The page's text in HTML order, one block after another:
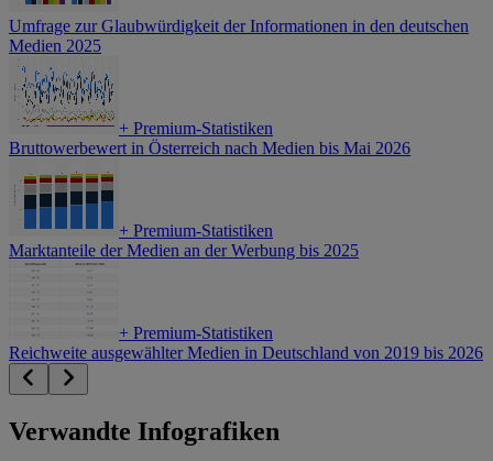
Umfrage zur Glaubwürdigkeit der Informationen in den deutschen
Medien 2025
+ Premium-Statistiken
Bruttowerbewert in Österreich nach Medien bis Mai 2026
+ Premium-Statistiken
Marktanteile der Medien an der Werbung bis 2025
+ Premium-Statistiken
Reichweite ausgewählter Medien in Deutschland von 2019 bis 2026
Verwandte Infografiken